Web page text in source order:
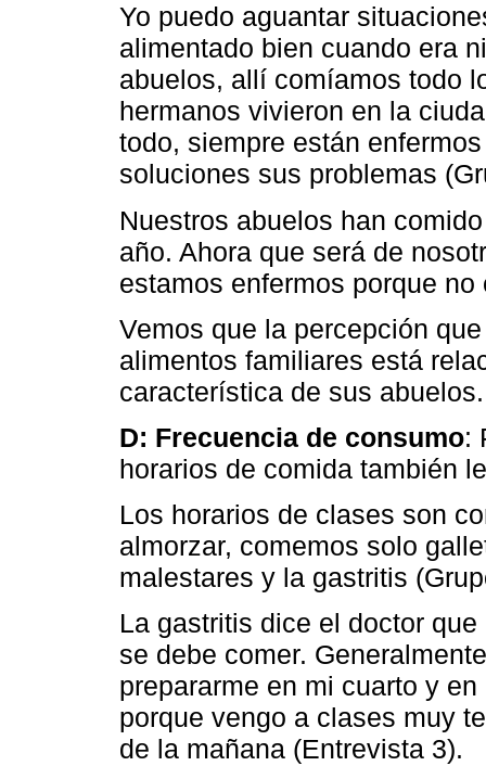
Yo puedo aguantar
alimentado bien cuando era
abuelos, allí comíamos todo
hermanos vivieron en la
todo, siempre están
soluciones sus problemas
Nuestros abuelos han
año. Ahora que será de
estamos enfermos porque
Vemos que la percepción
alimentos familiares está
característica de sus abuelos.
D: Frecuencia de consumo:
horarios de comida también
Los horarios de clases son
almorzar, comemos solo
malestares y la gastritis
La gastritis dice el doctor
se debe comer.
prepararme en mi cuarto y
porque vengo a clases muy
de la mañana (Entrevista 3).